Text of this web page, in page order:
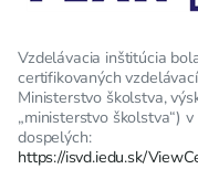
Vzdelávacia inštitúcia
certifikovaných
Ministerstvo školstva,
„ministerstvo školstva“)
dospelých:
https://isvd.iedu.sk/